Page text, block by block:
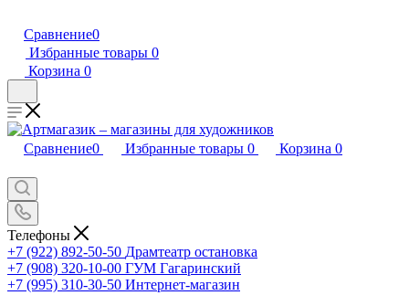
Сравнение0
Избранные товары 0
Корзина 0
Сравнение0 Избранные товары 0 Корзина 0
Телефоны
+7 (922) 892-50-50 Драмтеатр остановка
+7 (908) 320-10-00 ГУМ Гагаринский
+7 (995) 310-30-50 Интернет-магазин